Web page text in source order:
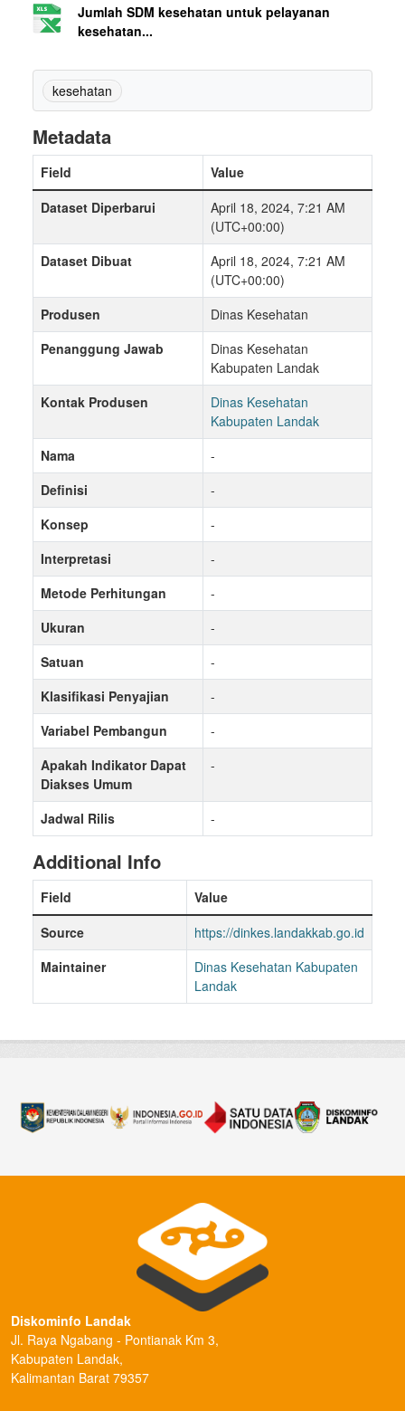
Jumlah SDM kesehatan untuk pelayanan
kesehatan...
kesehatan
Metadata
Field
Value
Dataset Diperbarui
April 18, 2024, 7:21 AM
(UTC+00:00)
Dataset Dibuat
April 18, 2024, 7:21 AM
(UTC+00:00)
Produsen
Dinas Kesehatan
Penanggung Jawab
Dinas Kesehatan
Kabupaten Landak
Kontak Produsen
Dinas Kesehatan
Kabupaten Landak
Nama
-
Definisi
-
Konsep
-
Interpretasi
-
Metode Perhitungan
-
Ukuran
-
Satuan
-
Klasifikasi Penyajian
-
Variabel Pembangun
-
Apakah Indikator Dapat
Diakses Umum
-
Jadwal Rilis -
Additional Info
Field
Value
Source
https://dinkes.landakkab.go.id
Maintainer
Dinas Kesehatan Kabupaten
Landak
Diskominfo Landak
Jl. Raya Ngabang - Pontianak Km 3,
Kabupaten Landak,
Kalimantan Barat 79357